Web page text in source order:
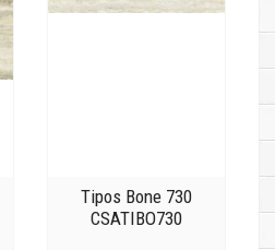
Tipos Bone 730
CSATIBO730